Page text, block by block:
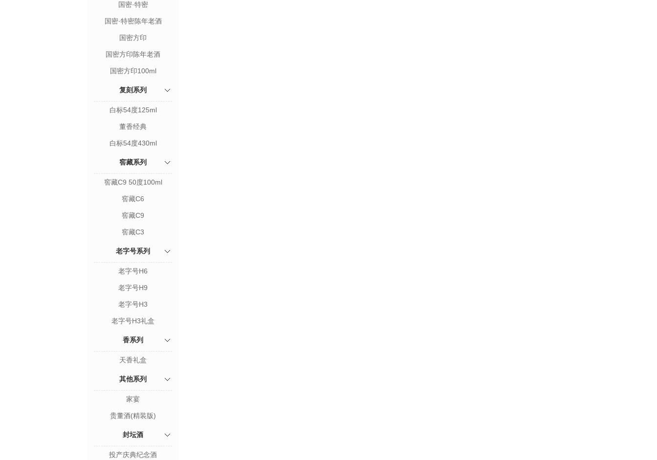
国密·特密
国密·特密陈年老酒
国密方印
国密方印陈年老酒
国密方印100ml
复刻系列
白标54度125ml
董香经典
白标54度430ml
窖藏系列
窖藏C9 50度100ml
窖藏C6
窖藏C9
窖藏C3
老字号系列
老字号H6
老字号H9
老字号H3
老字号H3礼盒
香系列
天香礼盒
其他系列
家宴
贵董酒(精装版)
封坛酒
投产庆典纪念酒